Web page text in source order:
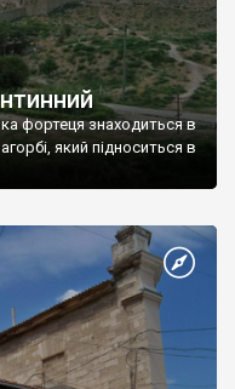
фортеця знаходиться в
який підноситься в